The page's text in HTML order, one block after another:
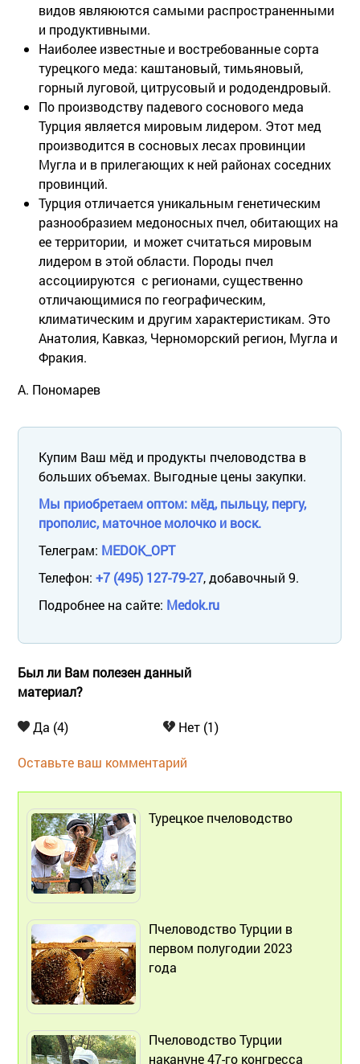
видов являюются самыми распространенными
и продуктивными.
Наиболее известные и востребованные сорта
турецкого меда: каштановый, тимьяновый,
горный луговой, цитрусовый и рододендровый.
По производству падевого соснового меда
Турция является мировым лидером. Этот мед
производится в сосновых лесах провинции
Мугла и в прилегающих к ней районах соседних
провинций.
Турция отличается уникальным генетическим
разнообразием медоносных пчел, обитающих на
ее территории, и может считаться мировым
лидером в этой области. Породы пчел
ассоциируются с регионами, существенно
отличающимися по географическим,
климатическим и другим характеристикам. Это
Анатолия, Кавказ, Черноморский регион, Мугла и
Фракия.
А. Пономарев
Купим Ваш мёд и продукты пчеловодства в
больших объемах. Выгодные цены закупки.
Мы приобретаем оптом: мёд, пыльцу, пергу,
прополис, маточное молочко и воск.
Телеграм: MEDOK_OPT
Телефон: +7 (495) 127-79-27, добавочный 9.
Подробнее на сайте: Medok.ru
Был ли Вам полезен данный
материал?
Да (4) Нет (1)
Оставьте ваш комментарий
Турецкое пчеловодство
Пчеловодство Турции в
первом полугодии 2023
года
Пчеловодство Турции
накануне 47-го конгресса